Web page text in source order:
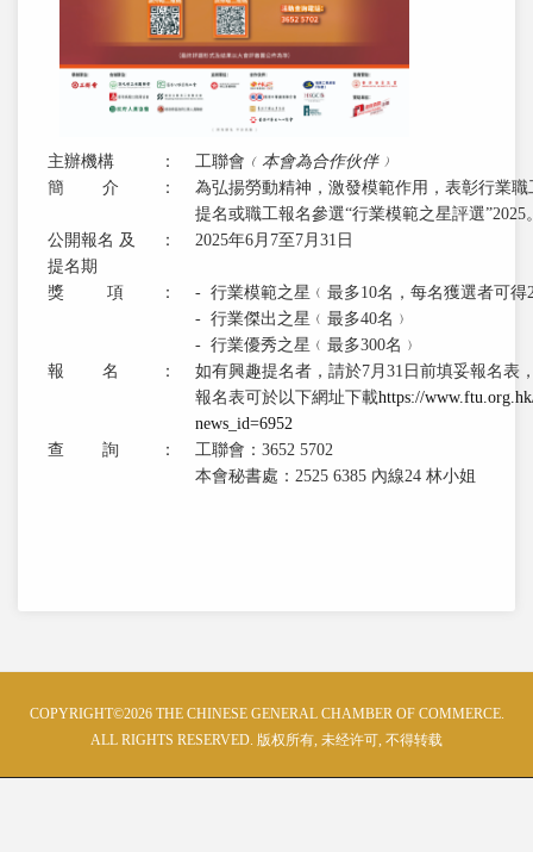
主辦機構 ： 工聯會 ﹙本會為合作伙伴﹚
簡 介
：
為弘揚勞動精神，激發模範作用，表彰行業
提名或職工報名參選“行業模範之星評選”2025
公開報名 及
提名期
： 2025年6月7至7月31日
獎 項 ：
- 行業模範之星﹙最多10名，每名獲選者可得
- 行業傑出之星﹙最多40名﹚
- 行業優秀之星﹙最多300名﹚
報 名
：
如有興趣提名者，請於7月31日前填妥報名表
報名表可於以下網址下載https://
news_id=6952
查 詢
：
工聯會：3652 5702
本會秘書處：2525 6385 內線24 林小姐
COPYRIGHT©2026 THE CHINESE GENERAL CHAMBER OF COMMERCE.
ALL RIGHTS RESERVED. 版权所有, 未经许可, 不得转载